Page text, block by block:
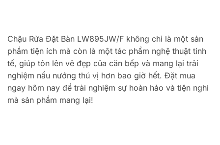
Chậu Rửa Đặt Bàn LW895JW/F không chỉ là một sản
phẩm tiện ích mà còn là một tác phẩm nghệ thuật tinh
tế, giúp tôn lên vẻ đẹp của căn bếp và mang lại trải
nghiệm nấu nướng thú vị hơn bao giờ hết. Đặt mua
ngay hôm nay để trải nghiệm sự hoàn hảo và tiện nghi
mà sản phẩm mang lại!